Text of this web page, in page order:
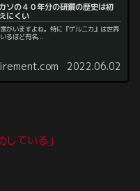
ソの４０年分の研鑽の歴史は初
にくい
がいますよね。特に『ゲルニカ』は世界
るほど有名...
2022.06.02
ている」